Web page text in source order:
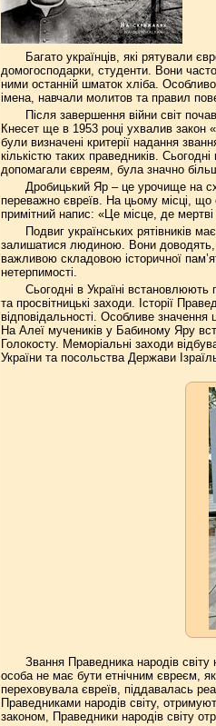
Багато українців, які рятували
домогосподарки, студенти. Вони
ними останній шматок хліба.
імена, навчали молитов та правил
Після завершення війни світ
Кнесет ще в 1953 році ухвалив закон
були визначені критерії надання
кількістю таких праведників.
допомагали євреям, була значно
Дробицький Яр – це урочище на
переважно євреїв. На цьому місці,
примітний напис: «Це місце, де
Подвиг українських рятівників
залишатися людиною. Вони доводять,
важливою складовою історичної
нетерпимості.
Сьогодні в Україні встановлюють
та просвітницькі заходи. Історії
відповідальності. Особливе
На Алеї мучеників у Бабиному Яру
Голокосту. Меморіальні заходи
України та посольства Держави
Звання Праведника народів
особа не має бути етнічним євреєм,
переховувала євреїв, піддавалась
Праведниками народів світу,
законом, Праведники народів світу